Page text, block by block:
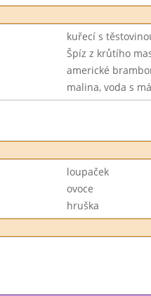
kuřecí s
Špíz z krůtího
americké
malina, voda s
loupaček
ovoce
hruška